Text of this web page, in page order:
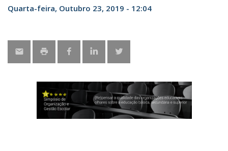
Quarta-feira, Outubro 23, 2019 - 12:04